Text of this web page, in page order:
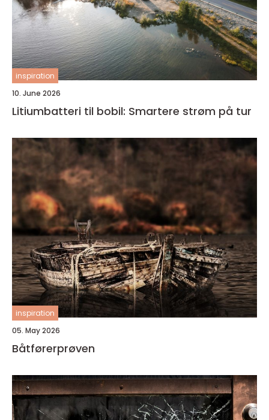
inspiration
10. June 2026
Litiumbatteri til bobil: Smartere strøm på tur
inspiration
05. May 2026
Båtførerprøven